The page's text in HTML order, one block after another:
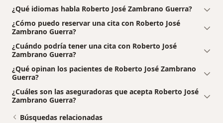
¿Qué idiomas habla Roberto José Zambrano Guerra?
¿Cómo puedo reservar una cita con Roberto José
Zambrano Guerra?
¿Cuándo podría tener una cita con Roberto José
Zambrano Guerra?
¿Qué opinan los pacientes de Roberto José Zambrano
Guerra?
¿Cuáles son las aseguradoras que acepta Roberto José
Zambrano Guerra?
Búsquedas relacionadas